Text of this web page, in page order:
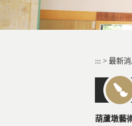
::: > 最新
葫蘆墩藝